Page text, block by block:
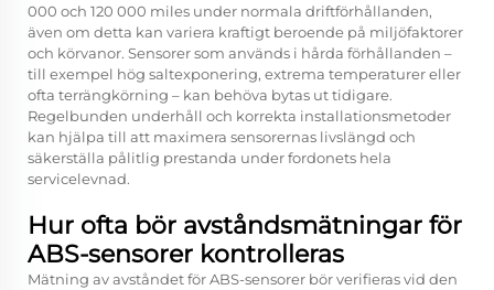
000 och 120 000 miles under normala driftförhållanden,
även om detta kan variera kraftigt beroende på miljöfaktorer
och körvanor. Sensorer som används i hårda förhållanden –
till exempel hög saltexponering, extrema temperaturer eller
ofta terrängkörning – kan behöva bytas ut tidigare.
Regelbunden underhåll och korrekta installationsmetoder
kan hjälpa till att maximera sensorernas livslängd och
säkerställa pålitlig prestanda under fordonets hela
servicelevnad.
Hur ofta bör avståndsmätningar för
ABS-sensorer kontrolleras
Mätning av avståndet för ABS-sensorer bör verifieras vid den